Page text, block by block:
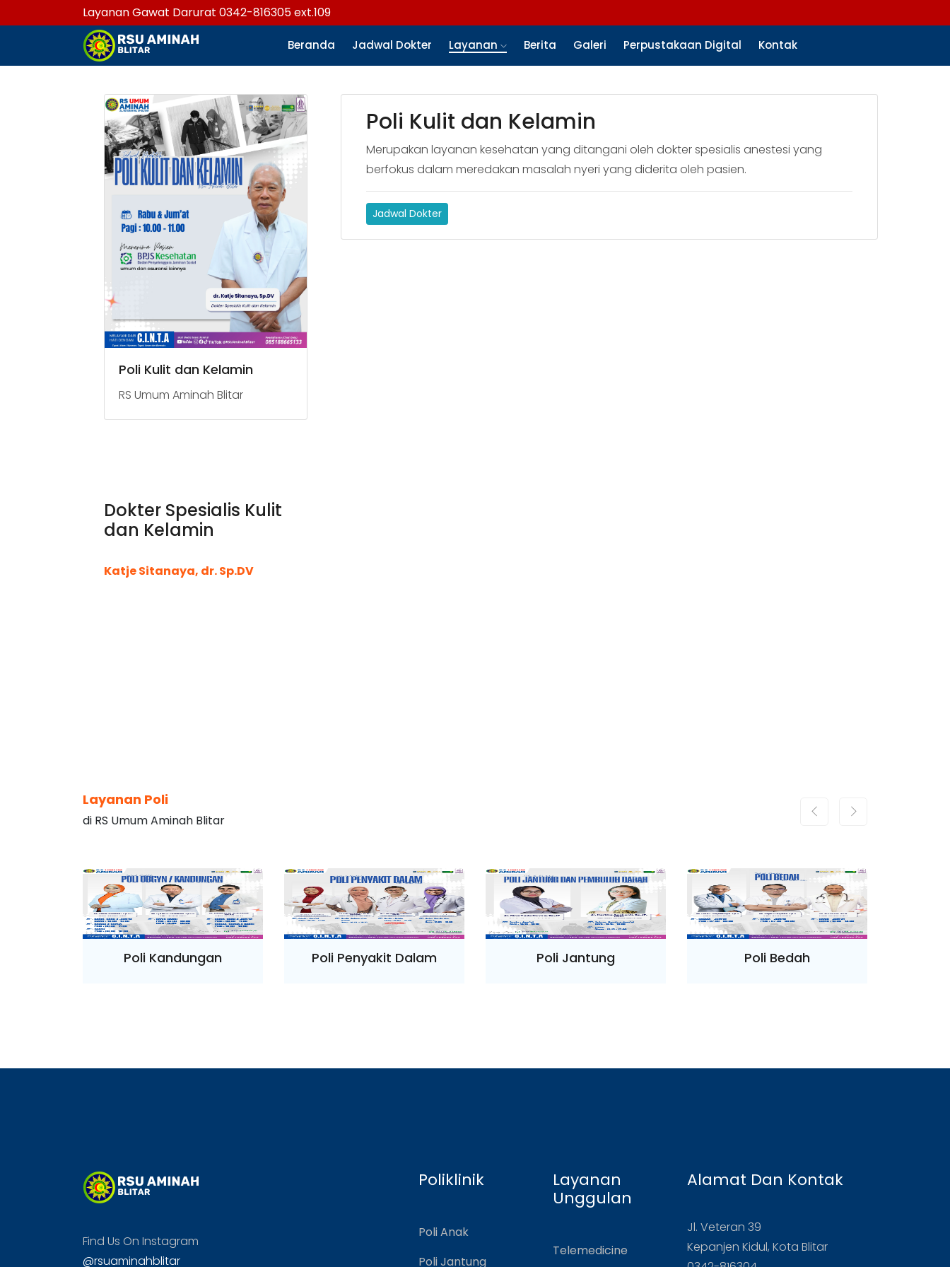
Layanan Gawat Darurat 0342-816305 ext.109
Beranda Jadwal Dokter Layanan Berita Galeri Perpustakaan Digital Kontak
Poli Kulit dan Kelamin
RS Umum Aminah Blitar
Dokter Spesialis Kulit
dan Kelamin
Katje Sitanaya, dr. Sp.DV
Poli Kulit dan Kelamin
Merupakan layanan kesehatan yang ditangani oleh dokter spesialis anestesi yang
berfokus dalam meredakan masalah nyeri yang diderita oleh pasien.
Jadwal Dokter
Layanan Poli
di RS Umum Aminah Blitar
Poli Kandungan Poli Penyakit Dalam Poli Jantung Poli Bedah
Find Us On Instagram
@rsuaminahblitar
Poliklinik
Poli Anak
Poli Jantung
Layanan
Unggulan
Telemedicine
Alamat Dan Kontak
Jl. Veteran 39
Kepanjen Kidul, Kota Blitar